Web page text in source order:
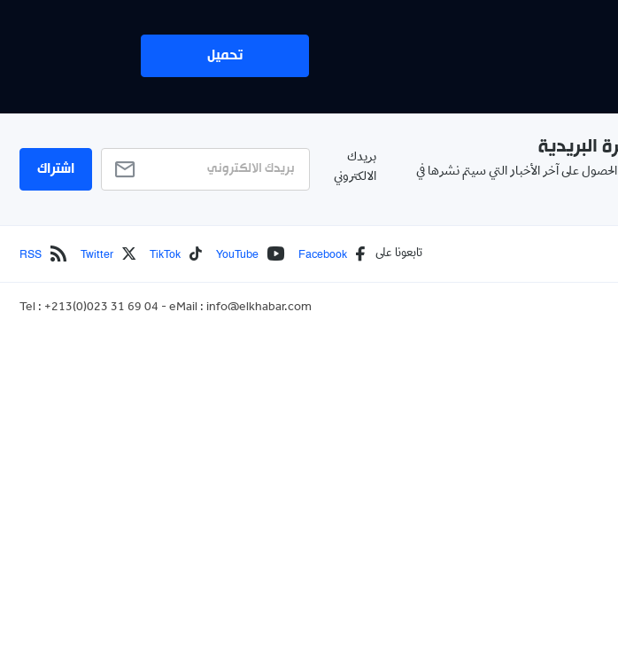
تحميل
البريدية
على آخر الأخبار التي سيتم نشرها في
بريدك
الالكتروني
اشتراك
تابعونا على Facebook
YouTube
TikTok
Twitter
RSS
Tel : +213(0)023 31 69 04 - eMail : info@elkhabar.com